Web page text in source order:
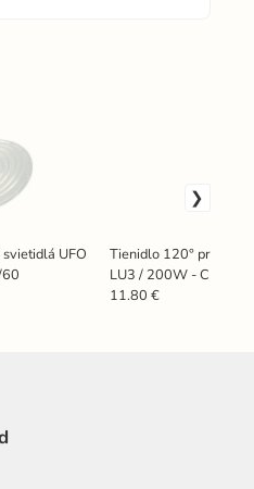
UFO
Tienidlo 120° pre LED
LU3 / 200W - CU33/
11.80 €